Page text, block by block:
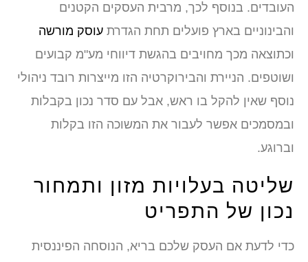
העובדים. בנוסף לכך, מרבית העסקים הקטנים
והבינוניים בארץ פועלים תחת הגדרת עוסק מורשה
וכתוצאה מכך מחויבים בהגשת דיווחי מע"מ קבועים
ושוטפים. הניירת והבירוקרטיה הזו מייצרות רובד ניהולי
נוסף שאין להקל בו ראש, אבל עם סדר נכון בקבלות
ובמסמכים אפשר לעבור את המשוכה הזו בקלות
וברוגע.
שליטה בעלויות מזון ותמחור
נכון של התפריט
כדי לדעת אם העסק שלכם בריא, הנוסחה הפיננסית